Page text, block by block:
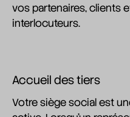
vos partenaires, clients
interlocuteurs.
Accueil des tiers​
Votre siège social est